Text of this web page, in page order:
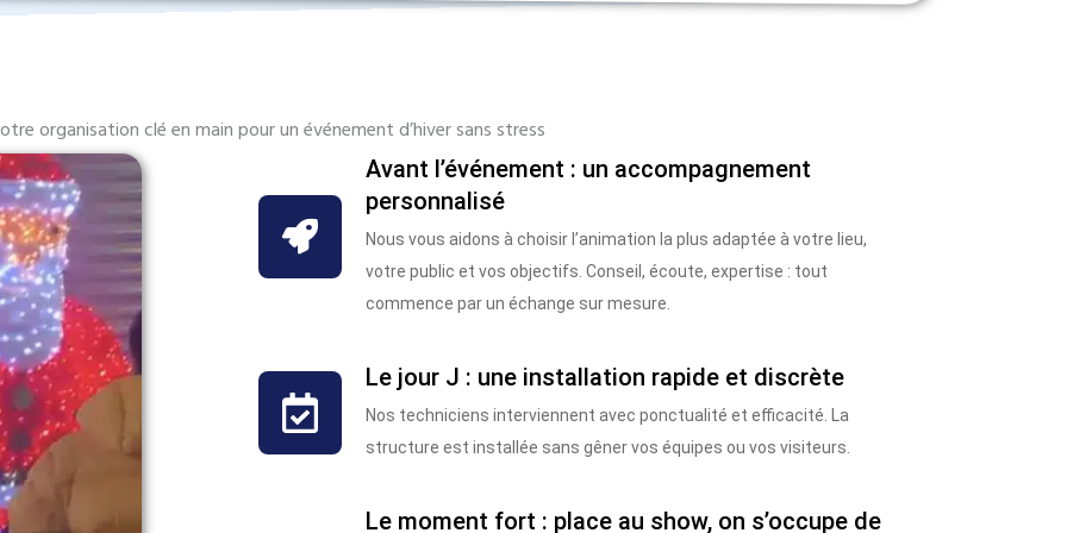
organisation clé en main pour un événement d’hiver sans stress
Avant l’événement : un accompagnement
personnalisé
Nous vous aidons à choisir l’animation la plus adaptée à votre lieu,
votre public et vos objectifs. Conseil, écoute, expertise : tout
commence par un échange sur mesure.
Le jour J : une installation rapide et discrète
Nos techniciens interviennent avec ponctualité et efficacité. La
structure est installée sans gêner vos équipes ou vos visiteurs.
Le moment fort : place au show, on s’occupe de